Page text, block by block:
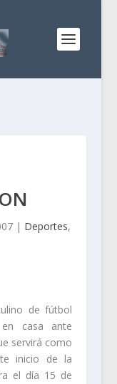
| Deportes,
de fútbol
casa ante
servirá como
inicio de la
el día 15 de